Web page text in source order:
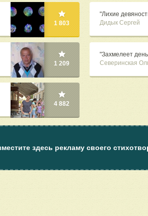
1 803
1 209
4 882
"Лихие
Дидык Сергей
"Захмелеет
Северинская
здесь рекламу своего